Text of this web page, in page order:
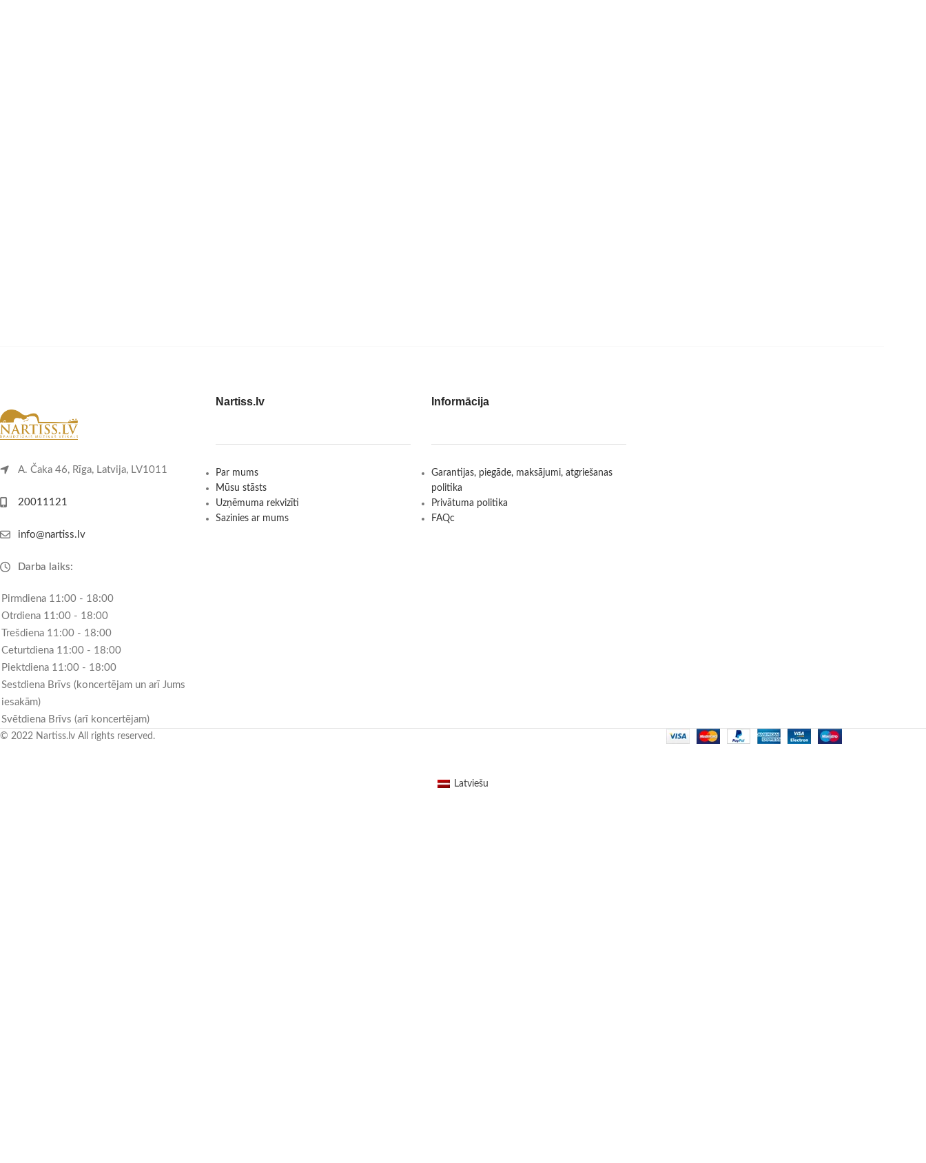
A. Čaka 46, Rīga, Latvija, LV1011
20011121
info@nartiss.lv
Darba laiks:
Pirmdiena 11:00 - 18:00
Otrdiena 11:00 - 18:00
Trešdiena 11:00 - 18:00
Ceturtdiena 11:00 - 18:00
Piektdiena 11:00 - 18:00
Sestdiena Brīvs (koncertējam un arī Jums
iesakām)
Svētdiena Brīvs (arī koncertējam)
Nartiss.lv
Par mums
Mūsu stāsts
Uzņēmuma rekvizīti
Sazinies ar mums
Informācija
Garantijas, piegāde, maksājumi, atgriešanas
politika
Privātuma politika
FAQc
© 2022 Nartiss.lv All rights reserved.
Latviešu